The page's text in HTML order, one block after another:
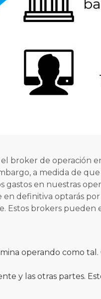
broker de operación
a medida de
en nuestras
definitiva optarás
Estos brokers pueden
operando como
y las otras partes.